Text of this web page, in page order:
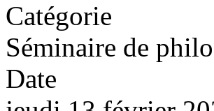
Catégorie
Séminaire de
Date